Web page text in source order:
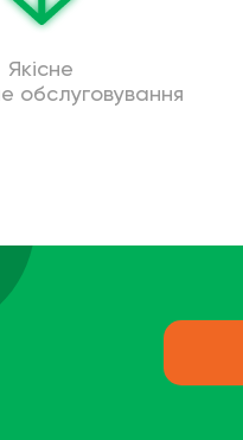
Якісне
обслуговування